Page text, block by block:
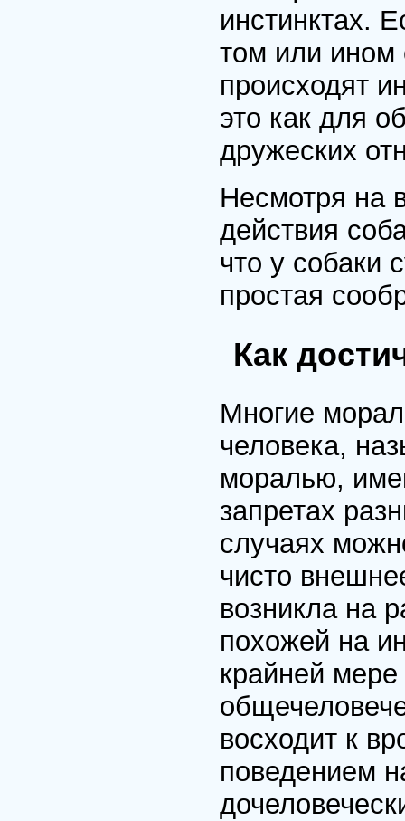
инстинктах.
том или ином
происходят
это как для
дружеских
Несмотря на
действия
что у собаки
простая
Как
Многие
человека,
моралью,
запретах
случаях
чисто
возникла на
похожей на
крайней
восходит к
поведением